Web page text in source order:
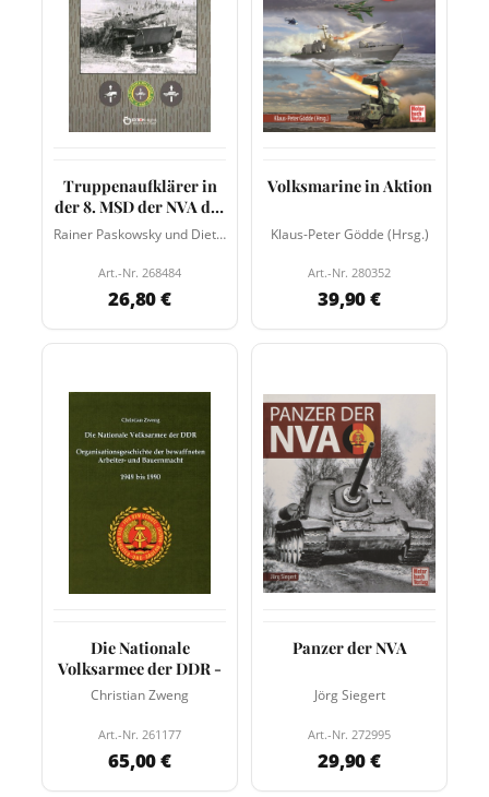
Truppenaufklärer in
der 8. MSD der NVA der
DDR
Rainer Paskowsky und Dietrich Biewald
Art.-Nr. 268484
26,80 €
Volksmarine in Aktion
Klaus-Peter Gödde (Hrsg.)
Art.-Nr. 280352
39,90 €
Die Nationale
Volksarmee der DDR -
Christian Zweng
Art.-Nr. 261177
65,00 €
Panzer der NVA
Jörg Siegert
Art.-Nr. 272995
29,90 €